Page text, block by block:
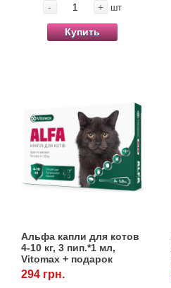
- + шт
Купить
Альфа капли для котов
4-10 кг, 3 пип.*1 мл,
Vitomax + подарок
ошейник Black&White 35
см
294 грн.